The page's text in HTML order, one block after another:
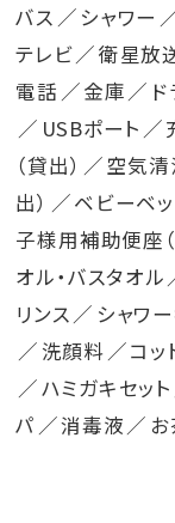
バス シャワー
テレビ
衛星放
電話
金庫
USBポート
（貸出）
空気清
出）
ベビーベッ
子様用補助便座（
オル・バスタオル
リンス
シャワ
洗顔料
コッ
ハミガキセット
パ
消毒液